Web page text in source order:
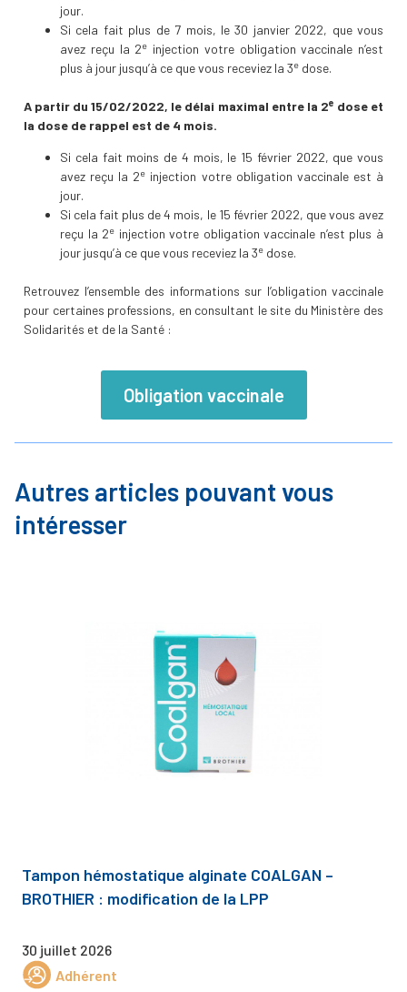
jour.
Si cela fait plus de 7 mois, le 30 janvier 2022, que vous
avez reçu la 2e injection votre obligation vaccinale n’est
plus à jour jusqu’à ce que vous receviez la 3e dose.
A partir du 15/02/2022, le délai maximal entre la 2e dose et
la dose de rappel est de 4 mois.
Si cela fait moins de 4 mois, le 15 février 2022, que vous
avez reçu la 2e injection votre obligation vaccinale est à
jour.
Si cela fait plus de 4 mois, le 15 février 2022, que vous avez
reçu la 2e injection votre obligation vaccinale n’est plus à
jour jusqu’à ce que vous receviez la 3e dose.
Retrouvez l’ensemble des informations sur l’obligation vaccinale
pour certaines professions, en consultant le site du Ministère des
Solidarités et de la Santé :
Obligation vaccinale
Autres articles pouvant vous
intéresser
Tampon hémostatique alginate COALGAN –
BROTHIER : modification de la LPP
30 juillet 2026
Adhérent